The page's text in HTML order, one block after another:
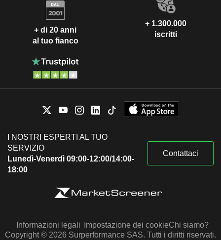
+ di 20 anni
al tuo fianco
+ 1.300.000
iscritti
I NOSTRI ESPERTI AL TUO
SERVIZIO
Lunedì-Venerdì 09:00-12:00/14:00-
18:00
Contattaci
Informazioni legali Impostazione dei cookieChi siamo?
Copyright © 2026 Surperformance SAS. Tutti i diritti riservati.